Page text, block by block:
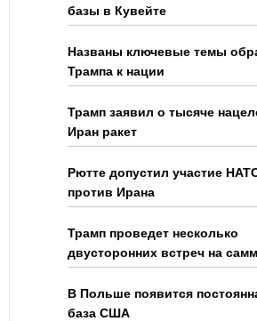
базы в Кувейте
Названы ключевые темы
Трампа к нации
Трамп заявил о тысяче
Иран ракет
Рютте допустил участие
против Ирана
Трамп проведет несколько
двусторонних встреч на
В Польше появится
база США